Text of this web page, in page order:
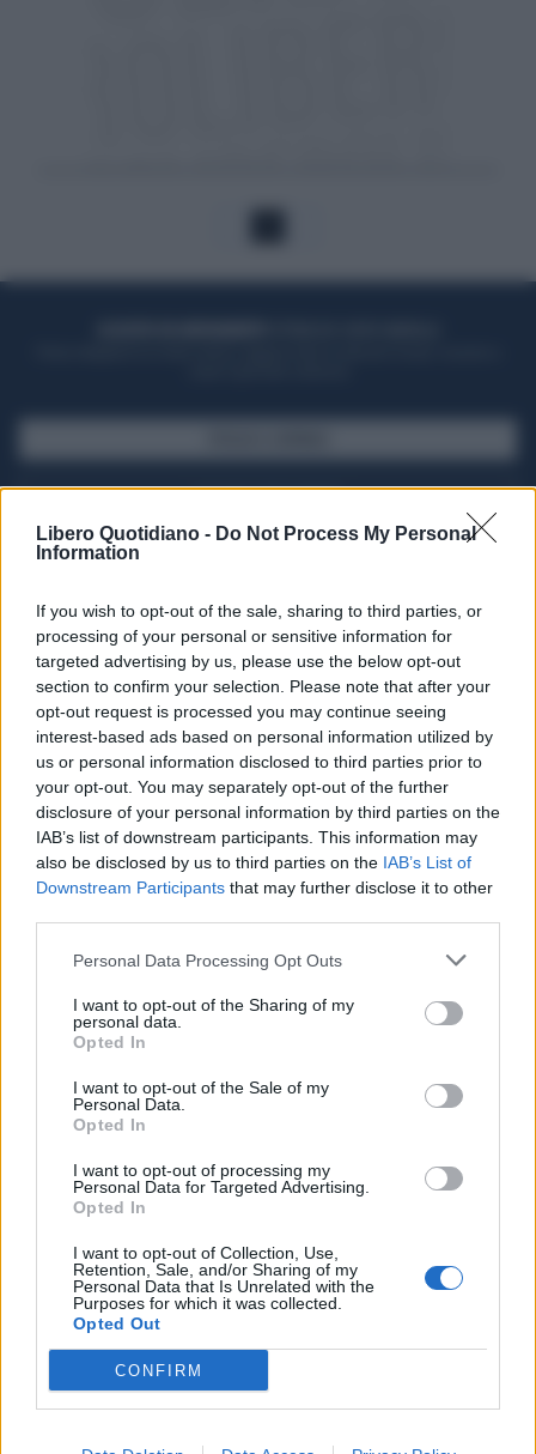
Libero Quotidiano - Do Not Process My Personal
Information
If you wish to opt-out of the sale, sharing to third parties, or
processing of your personal or sensitive information for
targeted advertising by us, please use the below opt-out
section to confirm your selection. Please note that after your
opt-out request is processed you may continue seeing
interest-based ads based on personal information utilized by
us or personal information disclosed to third parties prior to
your opt-out. You may separately opt-out of the further
disclosure of your personal information by third parties on the
IAB’s list of downstream participants. This information may
also be disclosed by us to third parties on the IAB’s List of
Downstream Participants that may further disclose it to other
Personal Data Processing Opt Outs
I want to opt-out of the Sharing of my
personal data.
Opted In
I want to opt-out of the Sale of my
Personal Data.
Opted In
I want to opt-out of processing my
Personal Data for Targeted Advertising.
Opted In
I want to opt-out of Collection, Use,
Retention, Sale, and/or Sharing of my
Personal Data that Is Unrelated with the
Purposes for which it was collected.
Opted Out
CONFIRM
Seguici su Google Discover
Segui Libero Quotidiano su Google Discover
Scegli Libero Quotidiano come fonte preferita
SPETTACOLI
SCIENZA E TECH
Libero ShoppingContattiPubblicitàCookie policy
Condizioni generali
Editoriale Libero S.r.l. - Sede Legale: Via dell’Aprica 18, 20158 Milano -
Registro Imprese di Milano Monza Brianza Lodi: C.F. e P.IVA 06823221004 -